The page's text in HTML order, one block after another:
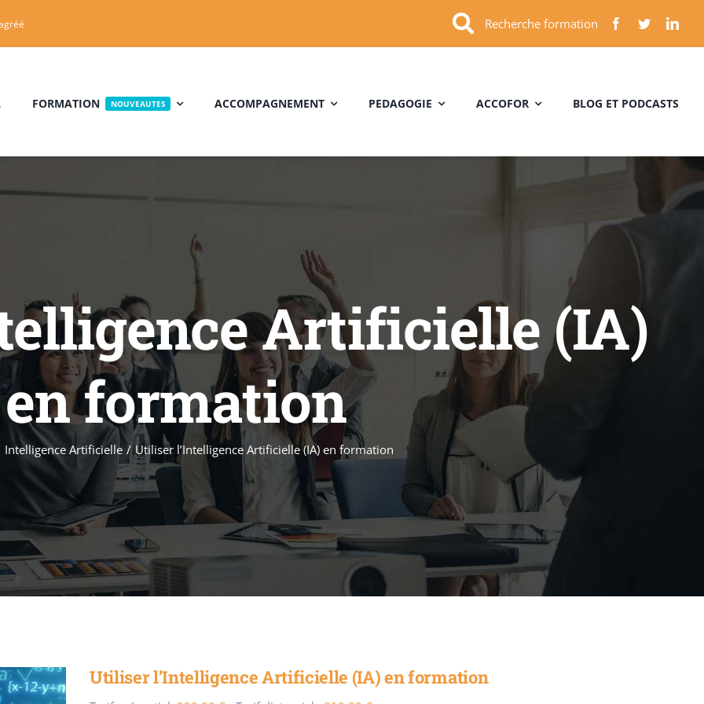
Recherche formation
FORMATION NOUVEAUTES ACCOMPAGNEMENT PEDAGOGIE ACCOFOR BLOG ET PODCASTS
Artificielle (IA)
en formation
Intelligence Artificielle / Utiliser l’Intelligence Artificielle (IA) en formation
Utiliser l’Intelligence Artificielle (IA) en formation